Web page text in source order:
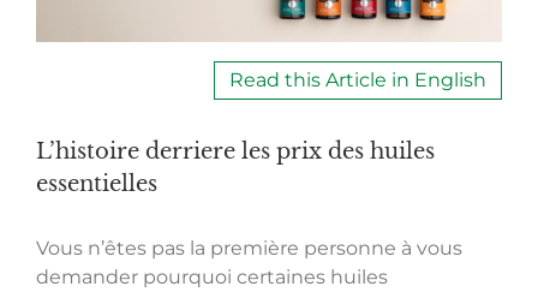
Read this Article in English
L’histoire derriere les prix des huiles
essentielles
Vous n’êtes pas la première personne à vous
demander pourquoi certaines huiles